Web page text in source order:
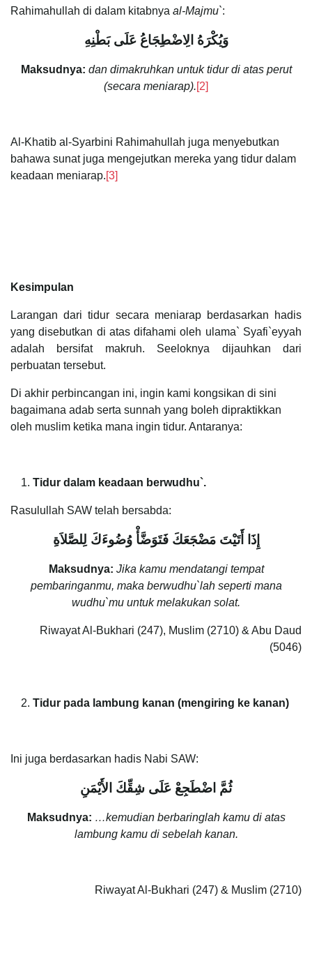
Rahimahullah di dalam kitabnya al-Majmu`:
وَيُكْرَهُ الِاضْطِجَاعُ عَلَى بَطْنِهِ
Maksudnya: dan dimakruhkan untuk tidur di atas perut
(secara meniarap). [2]
Al-Khatib al-Syarbini Rahimahullah juga menyebutkan
bahawa sunat juga mengejutkan mereka yang tidur dalam
keadaan meniarap. [3]
Kesimpulan
Larangan dari tidur secara meniarap berdasarkan hadis
yang disebutkan di atas difahami oleh ulama` Syafi`eyyah
adalah bersifat makruh. Seeloknya dijauhkan dari
perbuatan tersebut.
Di akhir perbincangan ini, ingin kami kongsikan di sini
bagaimana adab serta sunnah yang boleh dipraktikkan
oleh muslim ketika mana ingin tidur. Antaranya:
Tidur dalam keadaan berwudhu`.
Rasulullah SAW telah bersabda:
إِذَا أَتَيْتَ مَضْجَعَكَ فَتَوَضَّأْ وُضُوءَكَ لِلصَّلاَةِ
Maksudnya: Jika kamu mendatangi tempat
pembaringanmu, maka berwudhu`lah seperti mana
wudhu`mu untuk melakukan solat.
Riwayat Al-Bukhari (247), Muslim (2710) & Abu Daud
(5046)
Tidur pada lambung kanan (mengiring ke kanan)
Ini juga berdasarkan hadis Nabi SAW:
ثُمَّ اضْطَجِعْ عَلَى شِقِّكَ الأَيْمَنِ
Maksudnya: …kemudian berbaringlah kamu di atas
lambung kamu di sebelah kanan.
Riwayat Al-Bukhari (247) & Muslim (2710)